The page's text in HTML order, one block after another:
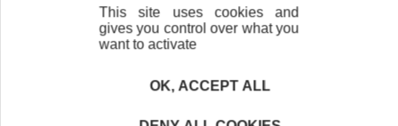
Créateurs, repreneurs, vos interlocuteurs en
This site uses cookies and
gives you control over what you
want to activate
OK, ACCEPT ALL